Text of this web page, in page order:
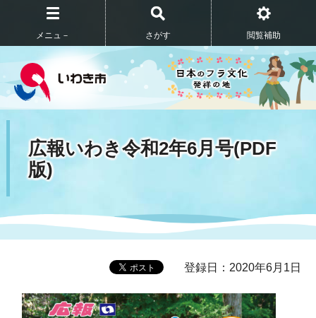
メニュ－ さがす 閲覧補助
広報いわき令和2年6月号(PDF
版)
登録日：2020年6月1日